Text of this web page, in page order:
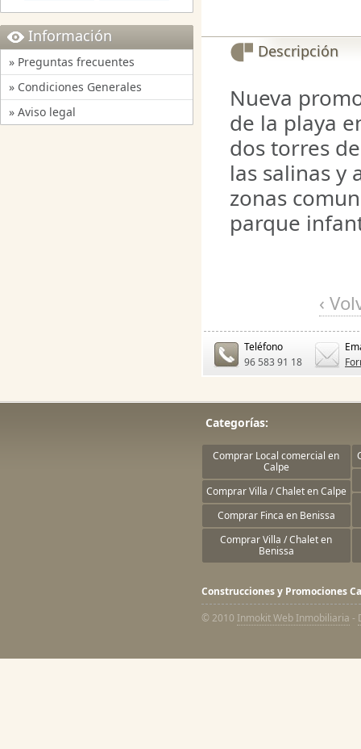
Información
» Preguntas frecuentes
» Condiciones Generales
» Aviso legal
Descripción
Nueva
de la playa
dos torres
las salinas y
zonas
parque
‹
Teléfono
96 583 91 18
Categorías:
Comprar Local comercial en
Calpe
Comprar Villa / Chalet en Calpe
Comprar Finca en Benissa
Comprar Villa / Chalet en
Benissa
Construcciones y Promociones
© 2010 Inmokit Web Inmobiliaria -